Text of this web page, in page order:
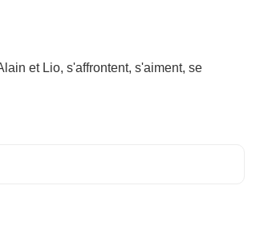
et Lio, s'affrontent, s'aiment, se